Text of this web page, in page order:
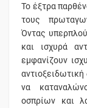
Το έξτρα
τους
Όντας
και ισχυρά
εμφανίζουν
να
οσπρίων και